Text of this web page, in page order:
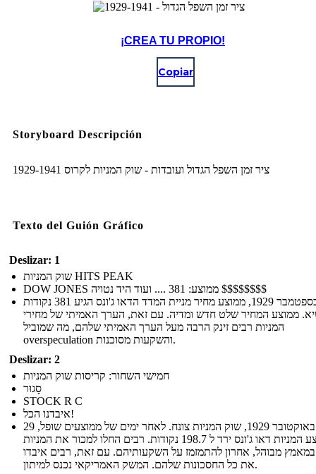
¡CREA TU PROPIO!
Copiar
Storyboard Descripción
ציר זמן השפל הגדול ועובדות - שוק המניות לקרוס 1929-1941
Texto del Guión Gráfico
Deslizar: 1
שוק המניות HITS PEAK
DOW JONES ממוצע: 381 .... ועוד היד נטויה $$$$$$$$
ב -8 בספטמבר 1929, ממוצע מחיר מניית המדד הדאו ג'ונס הגיע 381 נקודות
ממוצע המחיר שלט חדש ומדיה. עם זאת, הערך האמיתי של מחירי
המניות רבים זינק הרבה מעל הערך האמיתי שלהם, מה שמוביל
overspeculation והשקעות מסוכנות.
Deslizar: 2
חמישי השחור: קריסות שוק המניות
סָגוּר
STOCK R C
איבדנו הכל!
29 באוקטובר 1929, שוק המניות צונח. לאחר ימים של ממוצעים שופל,
לממוצע המניות דאו ג'ונס ירד ל 198.7 נקודות. רבים החלו למכור את המניות
מבוהל, אחרון להתמזמז על השקעותיהם. עם זאת, רבים איבדו
את כל החסכונות שלהם. המשק האמריקאי נכנס למיתון.